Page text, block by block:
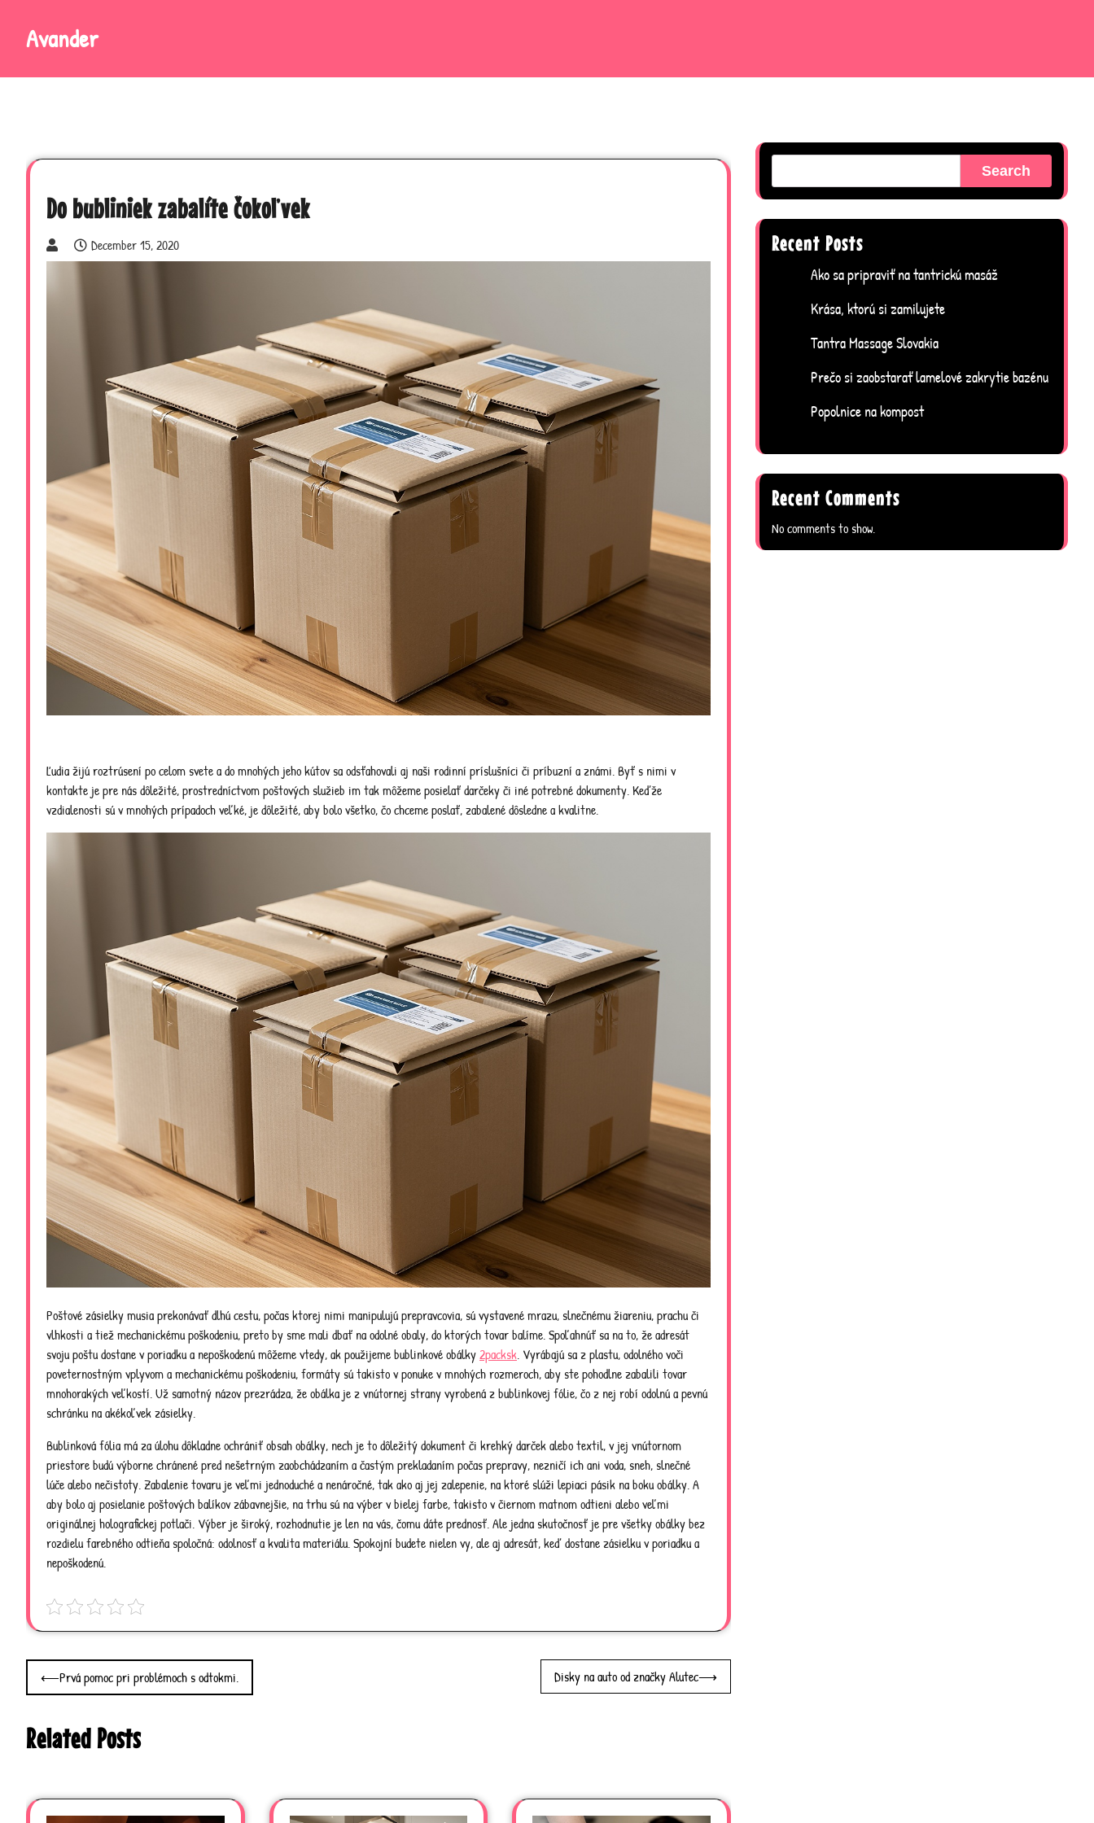
contentAvander
Do bubliniek zabalíte čokoľvek
December 15, 2020
Ľudia žijú roztrúsení po celom svete a do mnohých jeho kútov sa odsťahovali aj naši rodinní príslušníci či príbuzní a známi. Byť s nimi v
kontakte je pre nás dôležité, prostredníctvom poštových služieb im tak môžeme posielať darčeky či iné potrebné dokumenty. Keďže
vzdialenosti sú v mnohých prípadoch veľké, je dôležité, aby bolo všetko, čo chceme poslať, zabalené dôsledne a kvalitne.
Poštové zásielky musia prekonávať dlhú cestu, počas ktorej nimi manipulujú prepravcovia, sú vystavené mrazu, slnečnému žiareniu, prachu či
vlhkosti a tiež mechanickému poškodeniu, preto by sme mali dbať na odolné obaly, do ktorých tovar balíme. Spoľahnúť sa na to, že adresát
svoju poštu dostane v poriadku a nepoškodenú môžeme vtedy, ak použijeme bublinkové obálky2packsk. Vyrábajú sa z plastu, odolného voči
poveternostným vplyvom a mechanickému poškodeniu, formáty sú takisto v ponuke v mnohých rozmeroch, aby ste pohodlne zabalili tovar
mnohorakých veľkostí. Už samotný názovprezrádza, že obálka je z vnútornej strany vyrobená z bublinkovej fólie, čo z nej robí odolnú a pevnú
schránku na akékoľvek zásielky.
Bublinková fólia má za úlohu dôkladne ochrániť obsah obálky, nech je to dôležitý dokument či krehký darček alebo textil, v jej vnútornom
priestore budú výborne chránené pred nešetrným zaobchádzaním a častým prekladaním počas prepravy, nezničí ich ani voda, sneh, slnečné
lúče alebo nečistoty. Zabalenie tovaru je veľmi jednoduché a nenáročné, tak ako aj jej zalepenie, na ktoré slúži lepiaci pásik na boku obálky. A
aby bolo aj posielanie poštových balíkov zábavnejšie, na trhu sú na výber v bielej farbe, takisto v čiernom matnom odtieni alebo veľmi
originálnej holografickej potlači. Výber je široký, rozhodnutie je len na vás, čomu dáte prednosť. Ale jedna skutočnosť je pre všetky obálky bez
rozdielu farebného odtieňa spoločná: odolnosť a kvalita materiálu. Spokojní budete nielen vy, ale aj adresát, keď dostane zásielku v poriadku a
nepoškodenú.
Post
navigation
⟵Prvá pomoc pri problémoch s odtokmi. Disky na auto od značky Alutec⟶
Related Posts
Search
Recent Posts
Ako sa pripraviť na tantrickú masáž
Krása, ktorú si zamilujete
Tantra Massage Slovakia
Prečo si zaobstarať lamelové zakrytie bazénu
Popolnice na kompost
Recent Comments
No comments to show.